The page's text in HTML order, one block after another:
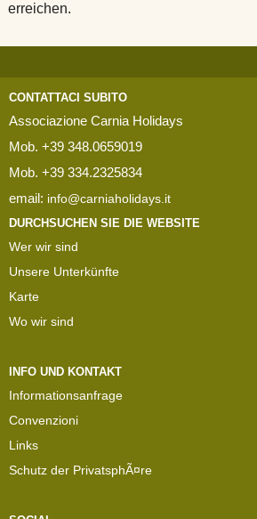
erreichen.
CONTATTACI SUBITO
Associazione Carnia Holidays
Mob. +39 348.0659019
Mob. +39 334.2325834
email: info@carniaholidays.it
DURCHSUCHEN SIE DIE WEBSITE
Wer wir sind
Unsere Unterkünfte
Karte
Wo wir sind
INFO UND KONTAKT
Informationsanfrage
Convenzioni
Links
Schutz der PrivatsphÃ¤re